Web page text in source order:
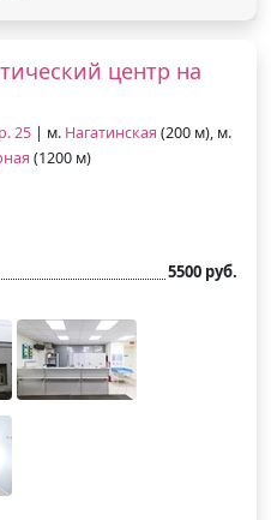
центр на
25 | м. Нагатинская (200 м), м.
(1200 м)
5500 руб.